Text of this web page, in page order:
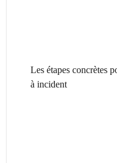
Les étapes concrètes
à incident